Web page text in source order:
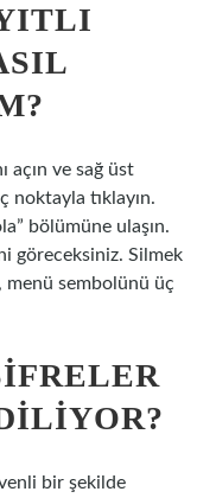
açın ve sağ üst
noktayla tıklayın.
bölümüne ulaşın.
göreceksiniz. Silmek
sembolünü üç
bir şekilde